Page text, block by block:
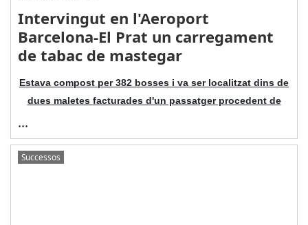
Intervingut en l'Aeroport
Barcelona-El Prat un carregament
de tabac de mastegar
Estava compost per 382 bosses i va ser localitzat dins de
dues maletes facturades d'un passatger procedent de
...
Successos